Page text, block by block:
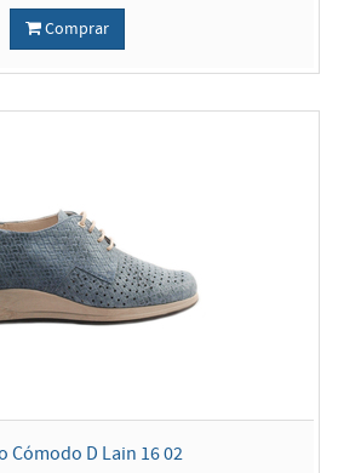
Comprar
Cómodo D Lain 16 02